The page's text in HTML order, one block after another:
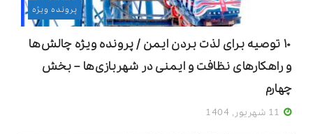
پرونده ویژه
۱۰ توصیه برای لذت ‌بردن ایمن / پرونده ویژه چالش‌ها
و راهکارهای نظافت و ایمنی در شهربازی‌ها – بخش
چهارم